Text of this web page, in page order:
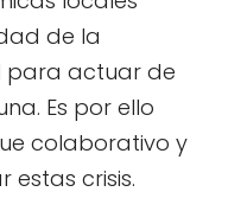
de la
para actuar de
Es por ello
colaborativo y
crisis.